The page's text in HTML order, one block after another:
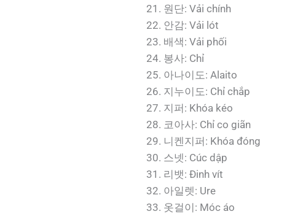
원단: Vải chính
안감: Vải lót
배색: Vải phối
봉사: Chỉ
아나이도: Alaito
지누이도: Chỉ chắp
지퍼: Khóa kéo
코아사: Chỉ co giãn
니켄지퍼: Khóa đóng
스넷: Cúc dập
리뱃: Đinh vít
아일렛: Ure
옷걸이: Móc áo